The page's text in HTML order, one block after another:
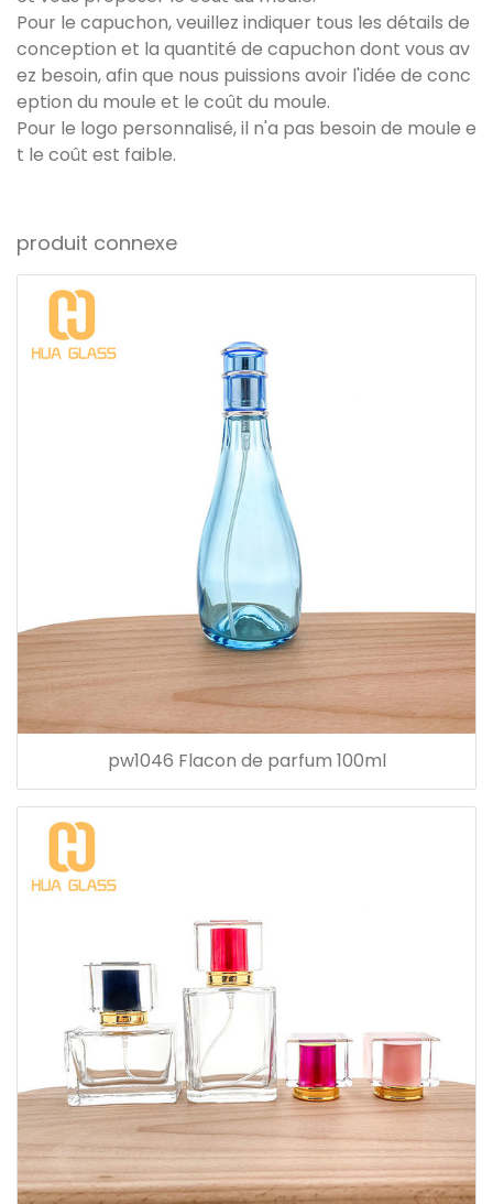
Pour le capuchon, veuillez indiquer tous les détails de
conception et la quantité de capuchon dont vous av
ez besoin, afin que nous puissions avoir l'idée de conc
eption du moule et le coût du moule.
Pour le logo personnalisé, il n'a pas besoin de moule e
t le coût est faible.
produit connexe
pw1046 Flacon de parfum 100ml